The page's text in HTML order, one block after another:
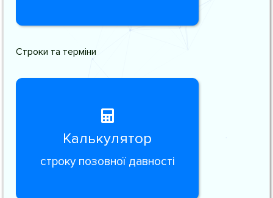
Строки та терміни
Калькулятор
строку позовної давності